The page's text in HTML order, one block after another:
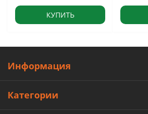
КУПИТЬ
Информация
Категории